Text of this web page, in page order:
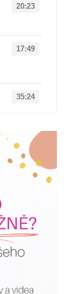
20:23
17:49
35:24
50:41
14:20